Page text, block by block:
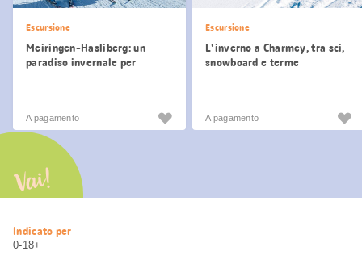
Escursione
Meiringen-Hasliberg: un
paradiso invernale per
A pagamento
Escursione
L'inverno a Charmey, tra sci,
snowboard e terme
A pagamento
Vai!
Informazioni
utili
Indicato per
0-18+